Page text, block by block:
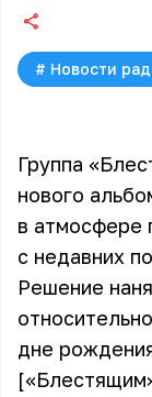
# Новости
Группа
нового
в атмосфере
с недавних
Решение
дне